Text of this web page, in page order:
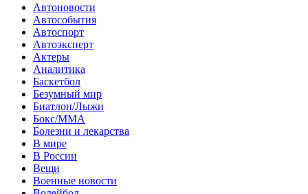
Автоновости
Автособытия
Автоспорт
Автоэксперт
Актеры
Аналитика
Баскетбол
Безумный мир
Биатлон/Лыжи
Бокс/MMA
Болезни и лекарства
В мире
В России
Вещи
Военные новости